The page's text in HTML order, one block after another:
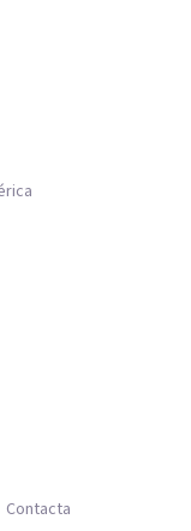
Contacta